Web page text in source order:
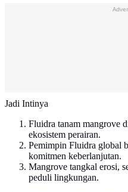
Jadi Intinya
Fluidra tanam mangrove
ekosistem perairan.
Pemimpin Fluidra global
komitmen keberlanjutan.
Mangrove tangkal erosi,
peduli lingkungan.